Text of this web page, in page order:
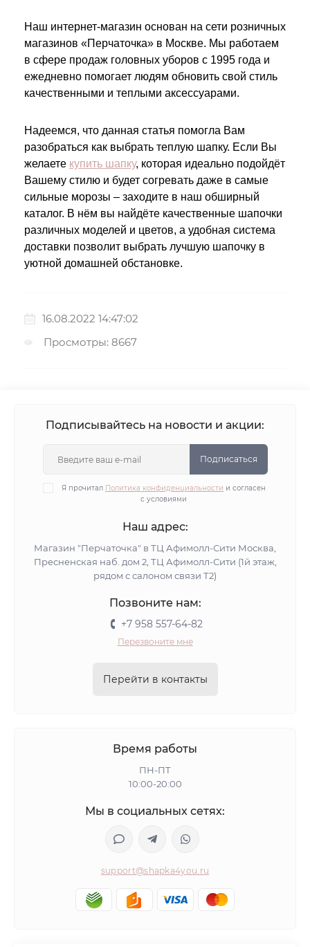
Наш интернет-магазин основан на сети розничных
магазинов «Перчаточка» в Москве. Мы работаем
в сфере продаж головных уборов с 1995 года и
ежедневно помогает людям обновить свой стиль
качественными и теплыми аксессуарами.
Надеемся, что данная статья помогла Вам
разобраться как выбрать теплую шапку. Если Вы
желаете купить шапку, которая идеально подойдёт
Вашему стилю и будет согревать даже в самые
сильные морозы – заходите в наш обширный
каталог. В нём вы найдёте качественные шапочки
различных моделей и цветов, а удобная система
доставки позволит выбрать лучшую шапочку в
уютной домашней обстановке.
16.08.2022 14:47:02
Просмотры: 8667
Подписывайтесь на новости и акции:
Подписаться
Я прочитал Политика конфиденциальности и согласен
с условиями
Наш адрес:
Магазин "Перчаточка" в ТЦ Афимолл-Сити Москва,
Пресненская наб. дом 2, ТЦ Афимолл-Сити (1й этаж,
рядом с салоном связи Т2)
Позвоните нам:
+7 958 557-64-82
Перезвоните мне
Перейти в контакты
Время работы
ПН-ПТ
10:00-20:00
Мы в социальных сетях:
support@shapka4you.ru